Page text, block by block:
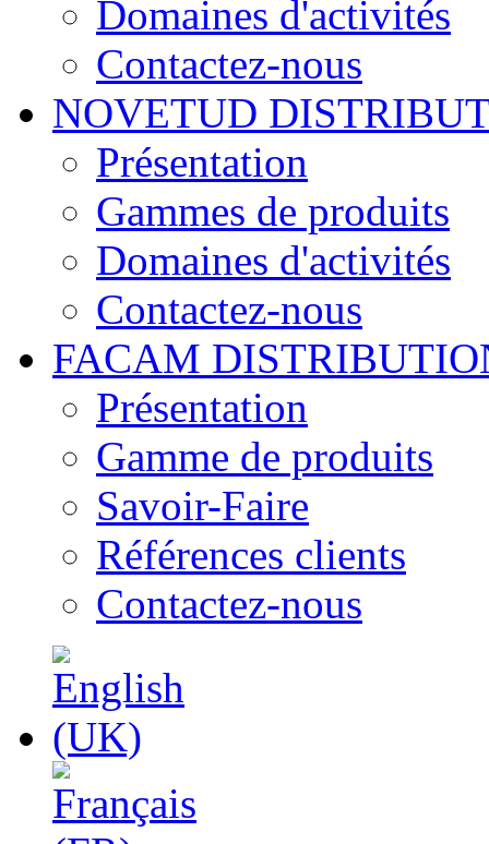
Domaines d'activités
Contactez-nous
NOVETUD
Présentation
Gammes de produits
Domaines d'activités
Contactez-nous
FACAM
Présentation
Gamme de produits
Savoir-Faire
Références clients
Contactez-nous